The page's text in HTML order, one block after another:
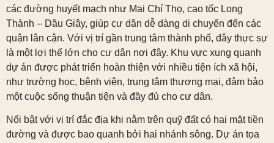
các đường huyết mạch như Mai Chí Thọ, cao tốc Long
Thành – Dầu Giây, giúp cư dân dễ dàng di chuyển đến các
quận lân cận. Với vị trí gần trung tâm thành phố, đây thực sự
là một lợi thế lớn cho cư dân nơi đây. Khu vực xung quanh
dự án được phát triển hoàn thiện với nhiều tiện ích xã hội,
như trường học, bệnh viện, trung tâm thương mại, đảm bảo
một cuộc sống thuận tiện và đầy đủ cho cư dân.
Nổi bật với vị trí đắc địa khi nằm trên quỹ đất có hai mặt tiền
đường và được bao quanh bởi hai nhánh sông. Dự án tọa